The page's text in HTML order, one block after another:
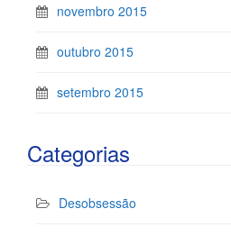
novembro 2015
outubro 2015
setembro 2015
Categorias
Desobsessão